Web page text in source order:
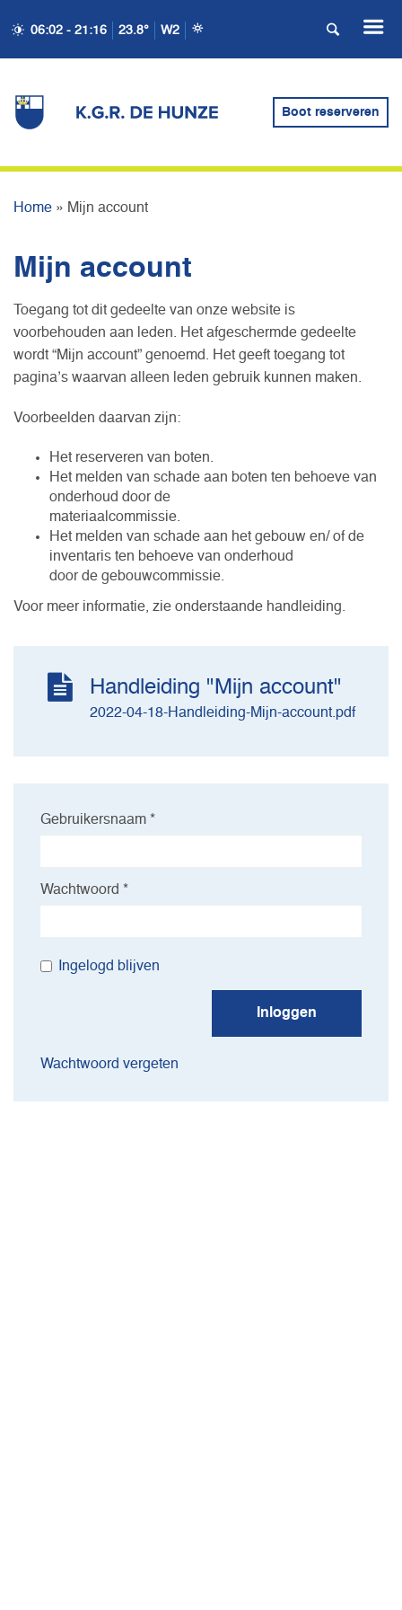
06:02 - 21:16 23.8° W2
Boot reserveren
Home » Mijn account
Mijn account
Toegang tot dit gedeelte van onze website is
voorbehouden aan leden. Het afgeschermde gedeelte
wordt “Mijn account” genoemd. Het geeft toegang tot
pagina’s waarvan alleen leden gebruik kunnen maken.
Voorbeelden daarvan zijn:
Het reserveren van boten.
Het melden van schade aan boten ten behoeve van
onderhoud door de
materiaalcommissie.
Het melden van schade aan het gebouw en/ of de
inventaris ten behoeve van onderhoud
door de gebouwcommissie.
Voor meer informatie, zie onderstaande handleiding.
Handleiding "Mijn account"
2022-04-18-Handleiding-Mijn-account.pdf
Gebruikersnaam *
Wachtwoord *
Ingelogd blijven
Inloggen
Wachtwoord vergeten